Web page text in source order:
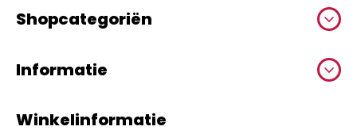
Shopcategoriën
Informatie
Winkelinformatie